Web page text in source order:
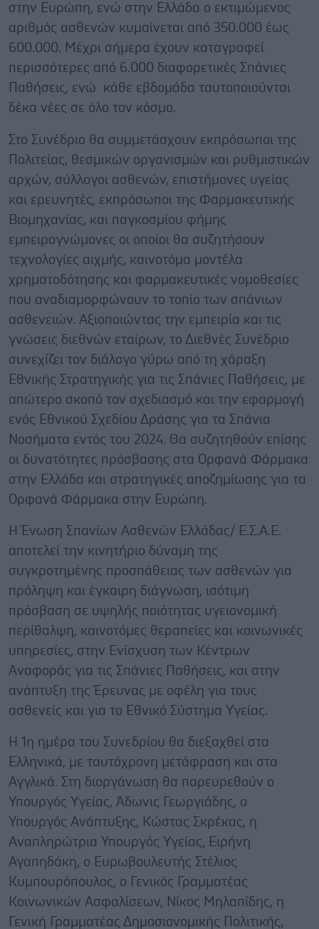
στην Ευρώπη, ενώ στην Ελλάδα ο εκτιμώμενος
αριθμός ασθενών κυμαίνεται από 350.000 έως
600.000. Μέχρι σήμερα έχουν καταγραφεί
περισσότερες από 6.000 διαφορετικές Σπάνιες
Παθήσεις, ενώ κάθε εβδομάδα ταυτοποιούνται
δέκα νέες σε όλο τον κόσμο.
Στο Συνέδριο θα συμμετάσχουν εκπρόσωποι της
Πολιτείας, θεσμικών οργανισμών και ρυθμιστικών
αρχών, σύλλογοι ασθενών, επιστήμονες υγείας
και ερευνητές, εκπρόσωποι της Φαρμακευτικής
Βιομηχανίας, και παγκοσμίου φήμης
εμπειρογνώμονες οι οποίοι θα συζητήσουν
τεχνολογίες αιχμής, καινοτόμα μοντέλα
χρηματοδότησης και φαρμακευτικές νομοθεσίες
που αναδιαμορφώνουν το τοπίο των σπάνιων
ασθενειών. Αξιοποιώντας την εμπειρία και τις
γνώσεις διεθνών εταίρων, το Διεθνές Συνέδριο
συνεχίζει τον διάλογο γύρω από τη χάραξη
Εθνικής Στρατηγικής για τις Σπάνιες Παθήσεις, με
απώτερο σκοπό τον σχεδιασμό και την εφαρμογή
ενός Εθνικού Σχεδίου Δράσης για τα Σπάνια
Νοσήματα εντός του 2024. Θα συζητηθούν επίσης
οι δυνατότητες πρόσβασης στα Ορφανά Φάρμακα
στην Ελλάδα και στρατηγικές αποζημίωσης για τα
Ορφανά Φάρμακα στην Ευρώπη.
Η Ένωση Σπανίων Ασθενών Ελλάδας/ Ε.Σ.Α.Ε.
αποτελεί την κινητήριο δύναμη της
συγκροτημένης προσπάθειας των ασθενών για
πρόληψη και έγκαιρη διάγνωση, ισότιμη
πρόσβαση σε υψηλής ποιότητας υγειονομική
περίθαλψη, καινοτόμες θεραπείες και κοινωνικές
υπηρεσίες, στην Ενίσχυση των Κέντρων
Αναφοράς για τις Σπάνιες Παθήσεις, και στην
ανάπτυξη της Έρευνας με οφέλη για τους
ασθενείς και για το Εθνικό Σύστημα Υγείας.
Η 1η ημέρα του Συνεδρίου θα διεξαχθεί στα
Ελληνικά, με ταυτόχρονη μετάφραση και στα
Αγγλικά. Στη διοργάνωση θα παρευρεθούν ο
Υπουργός Υγείας, Άδωνις Γεωργιάδης, ο
Υπουργός Ανάπτυξης, Κώστας Σκρέκας, η
Αναπληρώτρια Υπουργός Υγείας, Ειρήνη
Αγαπηδάκη, ο Ευρωβουλευτής Στέλιος
Κυμπουρόπουλος, ο Γενικός Γραμματέας
Κοινωνικών Ασφαλίσεων, Νίκος Μηλαπίδης, η
Γενική Γραμματέας Δημοσιονομικής Πολιτικής,